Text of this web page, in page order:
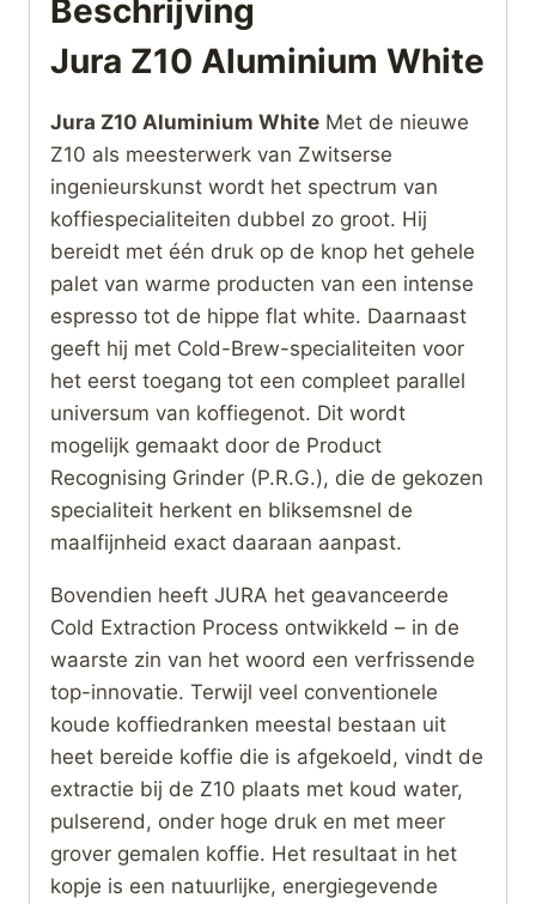
Beschrijving
Jura Z10 Aluminium White
Jura Z10 Aluminium White Met de nieuwe
Z10 als meesterwerk van Zwitserse
ingenieurskunst wordt het spectrum van
koffiespecialiteiten dubbel zo groot. Hij
bereidt met één druk op de knop het gehele
palet van warme producten van een intense
espresso tot de hippe flat white. Daarnaast
geeft hij met Cold-Brew-specialiteiten voor
het eerst toegang tot een compleet parallel
universum van koffiegenot. Dit wordt
mogelijk gemaakt door de Product
Recognising Grinder (P.R.G.), die de gekozen
specialiteit herkent en bliksemsnel de
maalfijnheid exact daaraan aanpast.
Bovendien heeft JURA het geavanceerde
Cold Extraction Process ontwikkeld – in de
waarste zin van het woord een verfrissende
top-innovatie. Terwijl veel conventionele
koude koffiedranken meestal bestaan uit
heet bereide koffie die is afgekoeld, vindt de
extractie bij de Z10 plaats met koud water,
pulserend, onder hoge druk en met meer
grover gemalen koffie. Het resultaat in het
kopje is een natuurlijke, energiegevende